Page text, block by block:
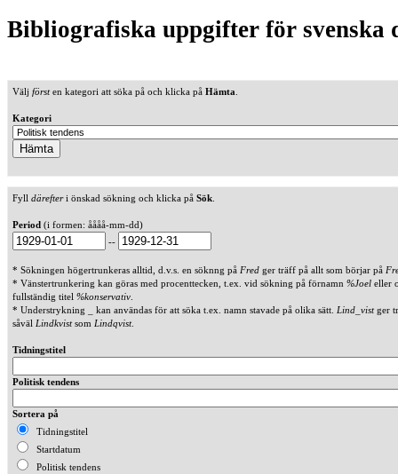
Bibliografiska uppgifter för svenska
Välj försten kategori att söka på och klicka på Hämta
Kategori
Fyll därefteri önskad sökning och klicka på Sök
Period (i formen: åååå-mm-dd)
--
* Sökningen högertrunkeras alltid, d.v.s. en söknng på Fred ger träff på allt som börjar på
* Vänstertrunkering kan göras med procenttecken, t.ex. vid sökning på förnamn %Joel eller
fullständig titel %konservativ
* Understrykning _ kan användas för att söka t.ex. namn stavade på olika sätt. Lind_vistger
såväl Lindkvistsom Lindqvist.
Tidningstitel
Politisk tendens
Sortera på
Tidningstitel
Startdatum
Politisk tendens